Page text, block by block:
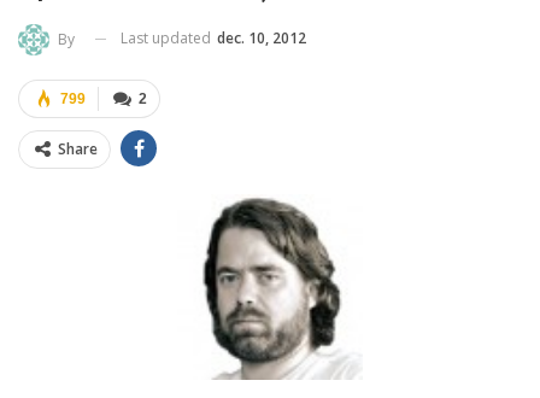
By Last updated dec. 10, 2012
2
799
Share